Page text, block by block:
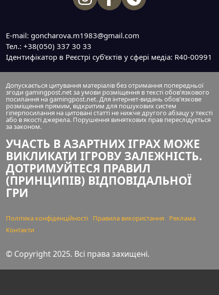
E-mail: goncharova.m1983@gmail.com
Тел.: +38(050) 337 30 33
Ідентифікатор в Реєстрі суб’єктів у сфері медіа: R40-00991
© Copyright 2025. Всі права захищені.
Допускається цитування матеріалів без отримання попередньої
згоди gamingpost.net за умови розміщення в тексті обов'язкового
посилання на gamingpost.net. Для інтернет-видань обов'язкове
розміщення прямим, відкритим для пошукових систем
гіперпосилання на цитовані статті не нижче другого абзацу у тексті
або в якості джерела. Порушення виняткових прав переслідується
за законом.
УЧАСТЬ В АЗАРТНИХ ІГРАХ МОЖЕ
ВИКЛИКАТИ ІГРОВУ ЗАЛЕЖНІСТЬ.
ДОТРИМУЙТЕСЯ ПРАВИЛ
(ПРИНЦИПІВ) ВІДПОВІДАЛЬНОЇ
ГРИ
Політика конфіденційності Правила використання
Реклама
Контакти